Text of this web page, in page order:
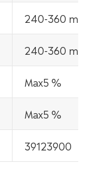
240-360
240-360
Max5 %
Max5 %
39123900